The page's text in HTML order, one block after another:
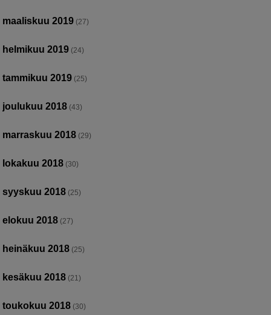
maaliskuu 2019 (27)
helmikuu 2019 (24)
tammikuu 2019 (25)
joulukuu 2018 (43)
marraskuu 2018 (29)
lokakuu 2018 (30)
syyskuu 2018 (25)
elokuu 2018 (27)
heinäkuu 2018 (25)
kesäkuu 2018 (21)
toukokuu 2018 (30)